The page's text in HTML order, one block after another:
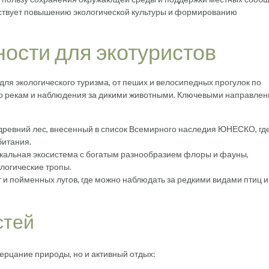
повышению экологической культуры и формированию
для экотуристов
экологического туризма, от пеших и велосипедных прогулок по
рекам и наблюдения за дикими животными. Ключевыми
лес, внесенный в список Всемирного наследия ЮНЕСКО,
экосистема с богатым разнообразием флоры и фауны,
тропы.
и пойменных лугов, где можно наблюдать за редкими видами птиц и
природы, но и активный отдых: